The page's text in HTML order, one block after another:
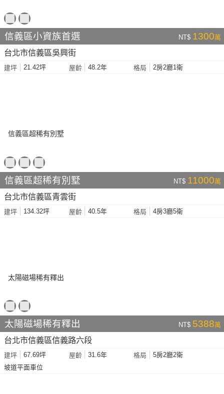
信義區小資族首選 NT$ 1300萬
台北市信義區吳興街
建坪 21.42坪 屋齡 48.2年 格局 2房2廳1衛
信義區超稀有別墅 NT$ 11000萬
台北市信義區青雲街
建坪 134.32坪 屋齡 40.5年 格局 4房3廳5衛
太陽磁場稀有釋出 NT$ 5388萬
台北市信義區信義路六段
建坪 67.69坪 屋齡 31.6年 格局
5房2廳2衛
坡道平面車位